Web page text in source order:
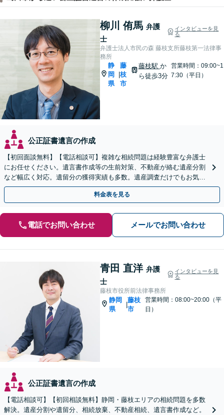
柳川 侑馬 弁護
士
インタビューを見
る
弁護士法人市民の森 藤枝支所藤枝第一法律事
務所
静
岡
県
藤
枝
市
藤枝駅 か
ら徒歩3分
営業時間：09:00~1
7:30（平日）
公正証書遺言の作成
【初回面談無料】【電話相談可】複雑な相続問題は経験豊富な弁護士
にお任せください。遺言書作成等の生前対策、不動産が絡む遺産分割
など幅広く対応。遺留分の獲得実績も多数。遺産調査だけでもお気軽
に【夜間・休日相談可】【藤枝駅1分】
料金表を見る
電話でお問い合わせ メールでお問い合わせ
青田 直洋 弁護
士
インタビューを見
る
藤枝市役所前法律事務所
静岡
県
|
藤枝
市
営業時間：08:00~20:00（平
日）
公正証書遺言の作成
【電話相談可】【初回相談無料】静岡・藤枝エリアの相続問題を多数
解決。遺産分割や遺留分、相続放棄、不動産相続、遺言書作成など。